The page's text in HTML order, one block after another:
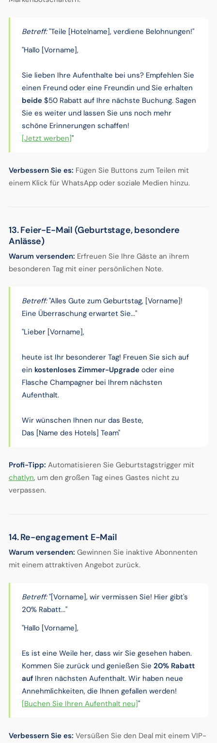
Betreff:"Teile [Hotelname], verdiene Belohnungen!"
"Hallo [Vorname],
Sie lieben Ihre Aufenthalte bei uns? Empfehlen Sie
einen Freund oder eine Freundin und Sie erhalten
beide$50 Rabatt auf Ihre nächste Buchung. Sagen
Sie es weiter und lassen Sie uns noch mehr
schöne Erinnerungen schaffen!
[Jetzt werben]"
Verbessern Sie es: Fügen Sie Buttons zum Teilen mit
einem Klick für WhatsApp oder soziale Medien hinzu.
13. Feier-E-Mail (Geburtstage, besondere
Anlässe)
Warum versenden: Erfreuen Sie Ihre Gäste an ihrem
besonderen Tag mit einer persönlichen Note.
Betreff:"Alles Gute zum Geburtstag, [Vorname]!
Eine Überraschung erwartet Sie..."
"Lieber [Vorname],
heute ist Ihr besonderer Tag! Freuen Sie sich auf
ein kostenloses Zimmer-Upgradeoder eine
Flasche Champagner bei Ihrem nächsten
Aufenthalt.
Wir wünschen Ihnen nur das Beste,
Das [Name des Hotels] Team"
Profi-Tipp: Automatisieren Sie Geburtstagstrigger mit
chatlyn, um den großen Tag eines Gastes nicht zu
verpassen.
14. Re-engagement E-Mail
Warum versenden: Gewinnen Sie inaktive Abonnenten
mit einem attraktiven Angebot zurück.
Betreff:"[Vorname], wir vermissen Sie! Hier gibt's
20% Rabatt..."
"Hallo [Vorname],
Es ist eine Weile her, dass wir Sie gesehen haben.
Kommen Sie zurück und genießen Sie 20% Rabatt
aufIhren nächsten Aufenthalt. Wir haben neue
Annehmlichkeiten, die Ihnen gefallen werden!
[Buchen Sie Ihren Aufenthalt neu]"
Verbessern Sie es: Versüßen Sie den Deal mit einem VIP-